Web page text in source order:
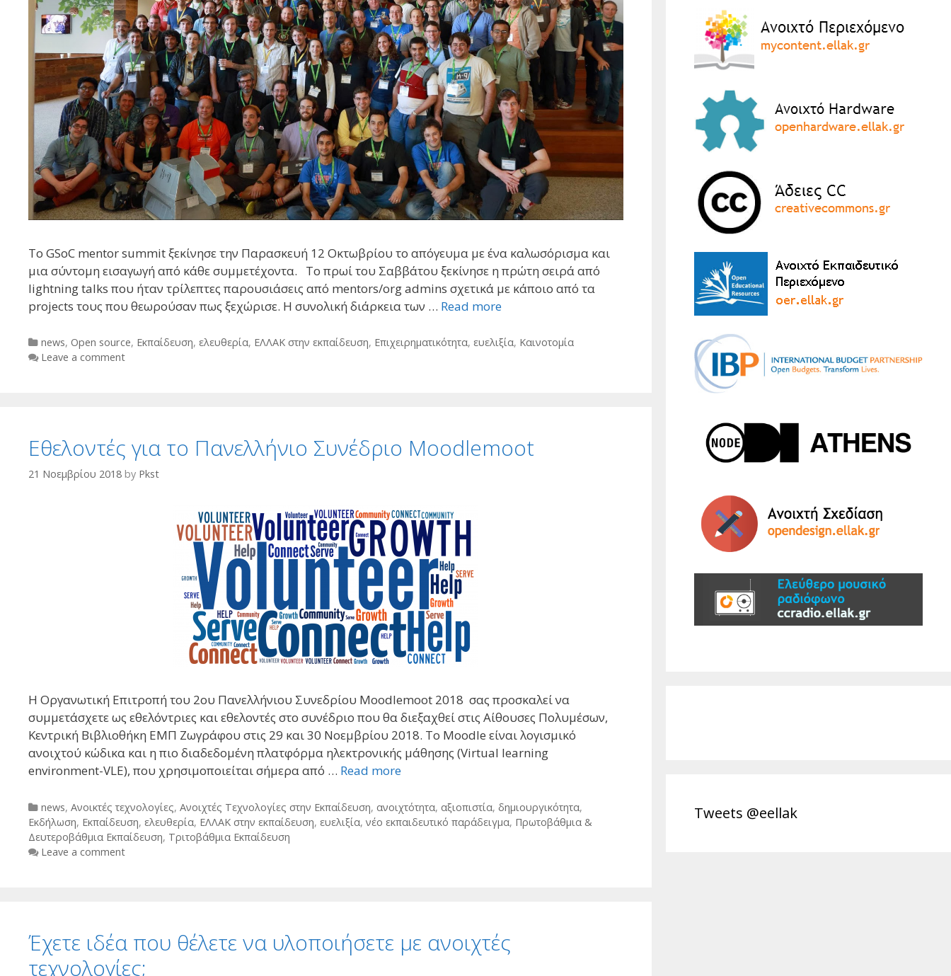
Το GSoC mentor summit ξεκίνησε την Παρασκευή 12 Οκτωβρίου το απόγευμα με ένα καλωσόρισμα και
μια σύντομη εισαγωγή από κάθε συμμετέχοντα. Το πρωί του Σαββάτου ξεκίνησε η πρώτη σειρά από
lightning talks που ήταν τρίλεπτες παρουσιάσεις από mentors/org admins σχετικά με κάποιο από τα
projects τους που θεωρούσαν πως ξεχώρισε. Η συνολική διάρκεια των … Read more
Categories
news, Open source, Εκπαίδευση, ελευθερία, ΕΛΛΑΚ στην εκπαίδευση, Επιχειρηματικότητα, ευελιξία, Καινοτομία
Leave a comment
Εθελοντές για το Πανελλήνιο Συνέδριο Moodlemoot
21 Νοεμβρίου 2018 by Pkst
H Οργανωτική Επιτροπή του 2ου Πανελλήνιου Συνεδρίου Moodlemoot 2018 σας προσκαλεί να
συμμετάσχετε ως εθελόντριες και εθελοντές στο συνέδριο που θα διεξαχθεί στις Αίθουσες Πολυμέσων,
Κεντρική Βιβλιοθήκη ΕΜΠ Ζωγράφου στις 29 και 30 Νοεμβρίου 2018. Το Moodle είναι λογισμικό
ανοιχτού κώδικα και η πιο διαδεδομένη πλατφόρμα ηλεκτρονικής μάθησης (Virtual learning
environment-VLE), που χρησιμοποιείται σήμερα από … Read more
Categories
news, Ανοικτές τεχνολογίες, Ανοιχτές Τεχνολογίες στην Εκπαίδευση, ανοιχτότητα, αξιοπιστία, δημιουργικότητα,
Εκδήλωση, Εκπαίδευση, ελευθερία, ΕΛΛΑΚ στην εκπαίδευση, ευελιξία, νέο εκπαιδευτικό παράδειγμα, Πρωτοβάθμια &
Δευτεροβάθμια Εκπαίδευση, Τριτοβάθμια Εκπαίδευση
Leave a comment
Έχετε ιδέα που θέλετε να υλοποιήσετε με ανοιχτές
τεχνολογίες;
Tweets @eellak